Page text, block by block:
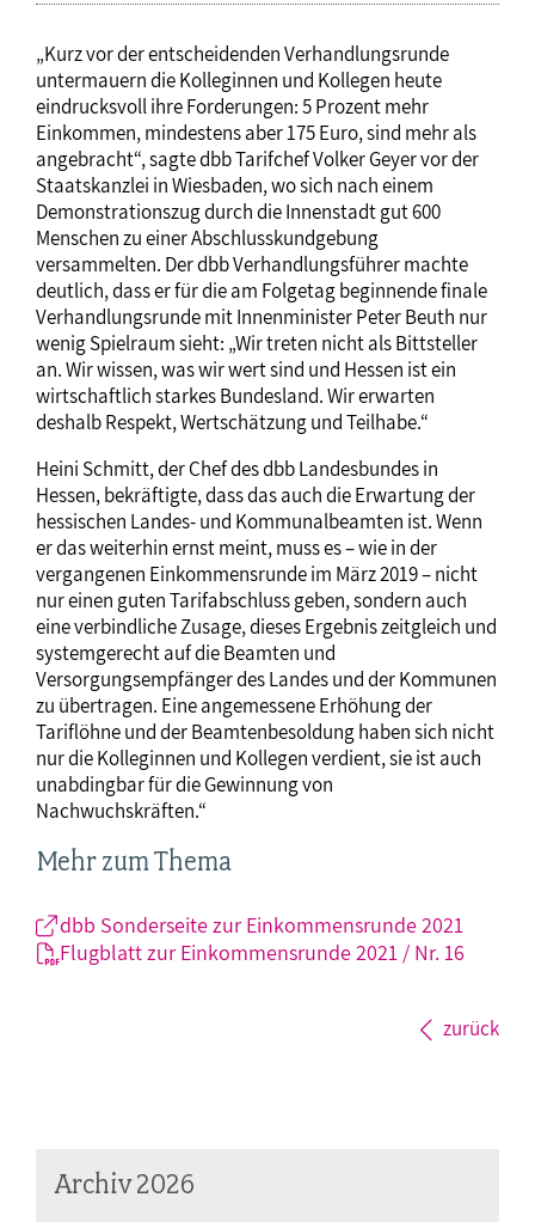
„Kurz vor der entscheidenden Verhandlungsrunde
untermauern die Kolleginnen und Kollegen heute
eindrucksvoll ihre Forderungen: 5 Prozent mehr
Einkommen, mindestens aber 175 Euro, sind mehr als
angebracht“, sagte dbb Tarifchef Volker Geyer vor der
Staatskanzlei in Wiesbaden, wo sich nach einem
Demonstrationszug durch die Innenstadt gut 600
Menschen zu einer Abschlusskundgebung
versammelten. Der dbb Verhandlungsführer machte
deutlich, dass er für die am Folgetag beginnende finale
Verhandlungsrunde mit Innenminister Peter Beuth nur
wenig Spielraum sieht: „Wir treten nicht als Bittsteller
an. Wir wissen, was wir wert sind und Hessen ist ein
wirtschaftlich starkes Bundesland. Wir erwarten
deshalb Respekt, Wertschätzung und Teilhabe.“
Heini Schmitt, der Chef des dbb Landesbundes in
Hessen, bekräftigte, dass das auch die Erwartung der
hessischen Landes- und Kommunalbeamten ist. Wenn
er das weiterhin ernst meint, muss es – wie in der
vergangenen Einkommensrunde im März 2019 – nicht
nur einen guten Tarifabschluss geben, sondern auch
eine verbindliche Zusage, dieses Ergebnis zeitgleich und
systemgerecht auf die Beamten und
Versorgungsempfänger des Landes und der Kommunen
zu übertragen. Eine angemessene Erhöhung der
Tariflöhne und der Beamtenbesoldung haben sich nicht
nur die Kolleginnen und Kollegen verdient, sie ist auch
unabdingbar für die Gewinnung von
Nachwuchskräften.“
Mehr zum Thema
dbb Sonderseite zur Einkommensrunde 2021
Flugblatt zur Einkommensrunde 2021 / Nr. 16
zurück
Archiv 2026